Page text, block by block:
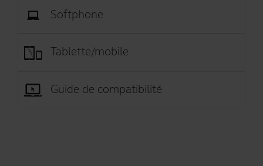
Softphone
Tablette/mobile
Guide de compatibilité